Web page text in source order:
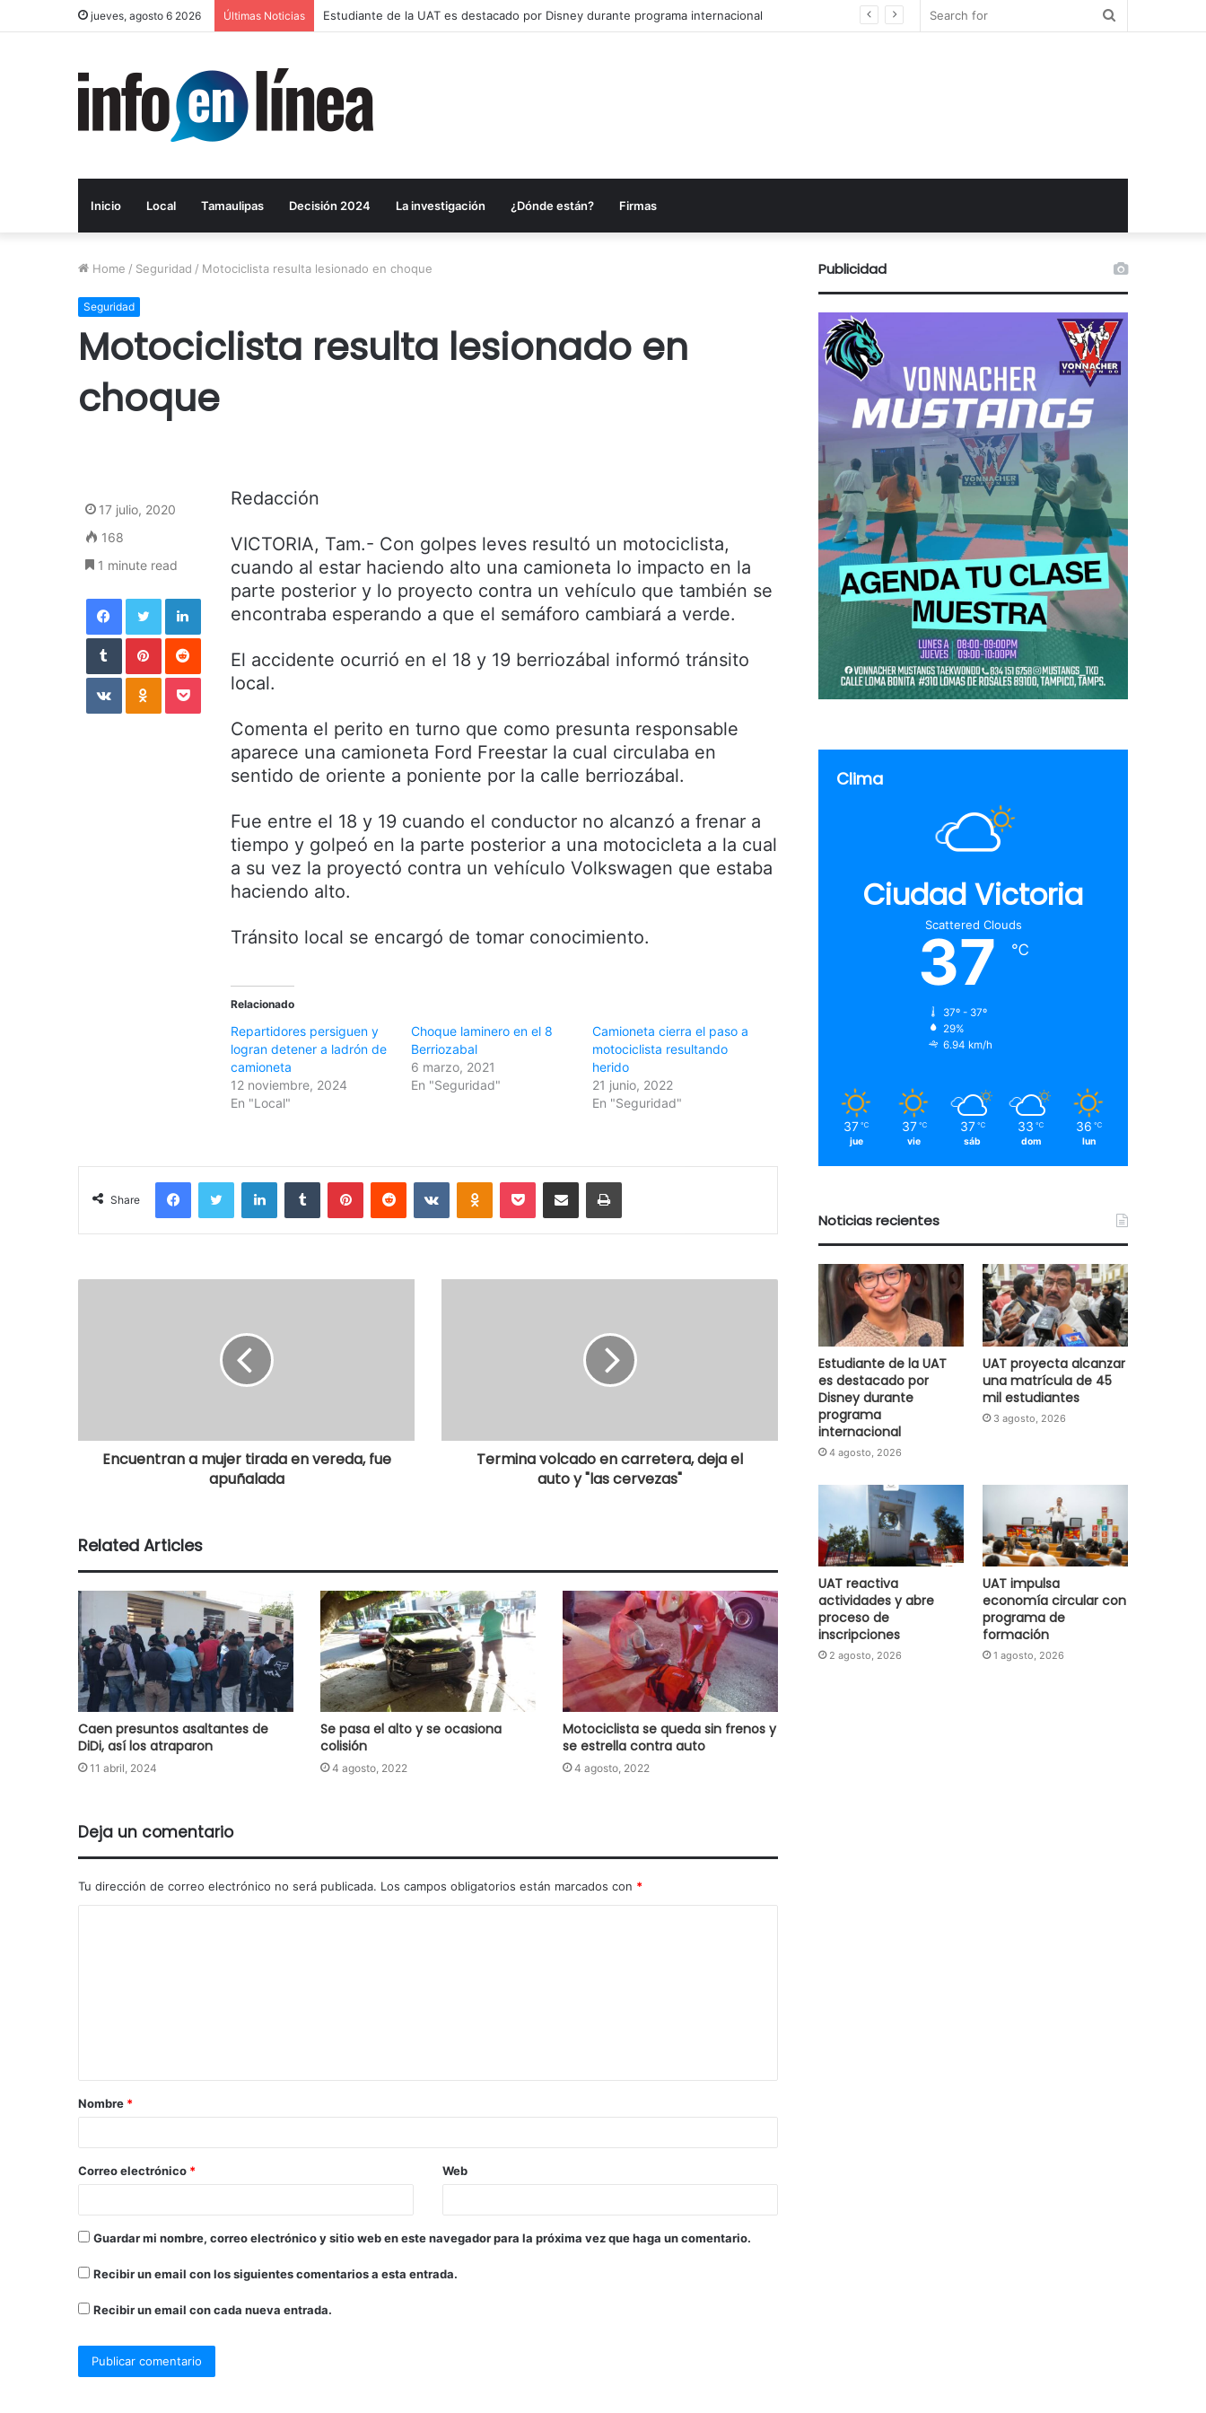
jueves, agosto 6 2026 Últimas Noticias Estudiante de la UAT es destacado por Disney durante programa internacional
Inicio Local Tamaulipas Decisión 2024 La investigación ¿Dónde están? Firmas
Home / Seguridad / Motociclista resulta lesionado en choque
Seguridad
Motociclista resulta lesionado en
choque
Redacción
VICTORIA, Tam.- Con golpes leves resultó un motociclista,
cuando al estar haciendo alto una camioneta lo impacto en la
parte posterior y lo proyecto contra un vehículo que también se
encontraba esperando a que el semáforo cambiará a verde.
El accidente ocurrió en el 18 y 19 berriozábal informó tránsito
local.
Comenta el perito en turno que como presunta responsable
aparece una camioneta Ford Freestar la cual circulaba en
sentido de oriente a poniente por la calle berriozábal.
Fue entre el 18 y 19 cuando el conductor no alcanzó a frenar a
tiempo y golpeó en la parte posterior a una motocicleta a la cual
a su vez la proyectó contra un vehículo Volkswagen que estaba
haciendo alto.
Tránsito local se encargó de tomar conocimiento.
Relacionado
Repartidores persiguen y
logran detener a ladrón de
camioneta
12 noviembre, 2024
En "Local"
Choque laminero en el 8
Berriozabal
6 marzo, 2021
En "Seguridad"
Camioneta cierra el paso a
motociclista resultando
herido
21 junio, 2022
En "Seguridad"
17 julio, 2020
168
1 minute read
Facebook Twitter LinkedIn
Tumblr Pinterest Reddit
VKontakte Odnoklassniki Pocket
Share
Encuentran a mujer tirada en vereda, fue
apuñalada
Termina volcado en carretera, deja el
auto y "las cervezas"
Related Articles
Caen presuntos asaltantes de
DiDi, así los atraparon
11 abril, 2024
Se pasa el alto y se ocasiona
colisión
4 agosto, 2022
Motociclista se queda sin frenos y
se estrella contra auto
4 agosto, 2022
Deja un comentario
Tu dirección de correo electrónico no será publicada. Los campos obligatorios están marcados con *
Nombre *
Correo electrónico * Web
Guardar mi nombre, correo electrónico y sitio web en este navegador para la próxima vez que haga un comentario.
Recibir un email con los siguientes comentarios a esta entrada.
Recibir un email con cada nueva entrada.
Publicidad
Clima
Ciudad Victoria
Scattered Clouds
37 ℃
37º - 37º
29%
6.94 km/h
37 ℃
jue
37 ℃
vie
37 ℃
sáb
33 ℃
dom
36 ℃
lun
Noticias recientes
Estudiante de la UAT
es destacado por
Disney durante
programa
internacional
4 agosto, 2026
UAT proyecta alcanzar
una matrícula de 45
mil estudiantes
3 agosto, 2026
UAT reactiva
actividades y abre
proceso de
inscripciones
2 agosto, 2026
UAT impulsa
economía circular con
programa de
formación
1 agosto, 2026